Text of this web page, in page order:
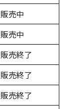
販売中
販売中
販売終了
販売終了
販売終了